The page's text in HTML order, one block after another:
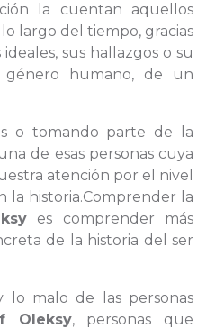
la cuentan aquellos
largo del tiempo, gracias
sus hallazgos o su
humano, de un
o tomando parte de la
de esas personas cuya
atención por el nivel
la historia.Comprender la
es comprender más
de la historia del ser
lo malo de las personas
Oleksy, personas que